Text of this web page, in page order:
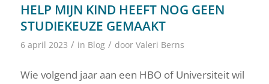
HELP MIJN KIND HEEFT NOG GEEN
STUDIEKEUZE GEMAAKT
6 april 2023 / in Blog / door Valeri Berns
Wie volgend jaar aan een HBO of Universiteit wil